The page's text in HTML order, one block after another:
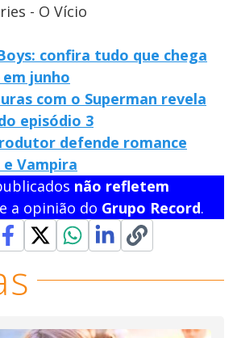
- O Vício
confira tudo que chega
junho
com o Superman revela
episódio 3
defende romance
Vampira
não refletem
a opinião do Grupo Record.